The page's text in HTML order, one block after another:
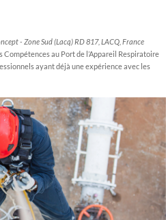
- Zone Sud (Lacq) RD 817, LACQ, France
au Port de l’Appareil Respiratoire
ayant déjà une expérience avec les